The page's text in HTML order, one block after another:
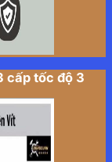
cấp tốc độ 3